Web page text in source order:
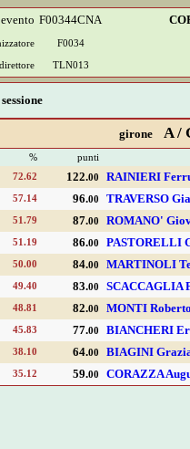
evento F00344CNA
F0034
direttore TLN013